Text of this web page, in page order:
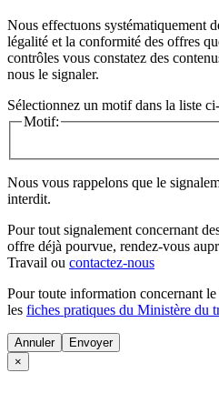
Nous effectuons systématiquement
légalité et la conformité des offres
contrôles vous constatez des
nous le signaler.
Sélectionnez un motif dans la liste
Motif:
Nous vous rappelons que le
interdit.
Pour tout signalement concernant
offre déjà pourvue, rendez-vous
Travail ou contactez-nous
Pour toute information concernant le
les fiches pratiques du Ministère du
Annuler
×